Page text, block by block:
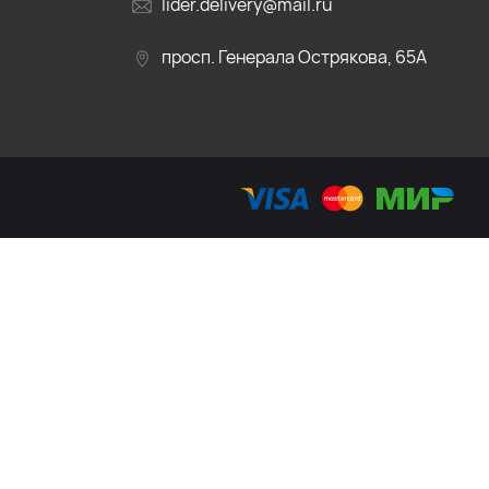
просп. Генерала Острякова, 65А